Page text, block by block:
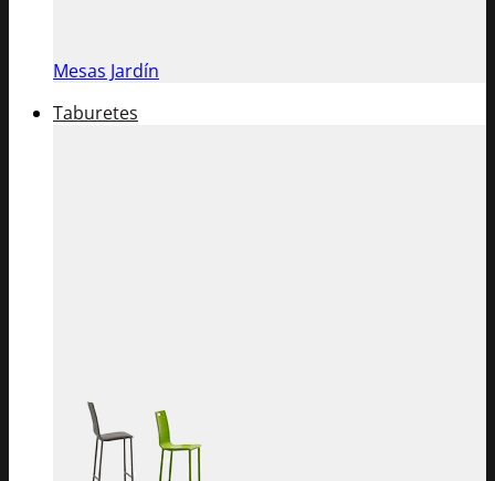
Mesas Jardín
Taburetes